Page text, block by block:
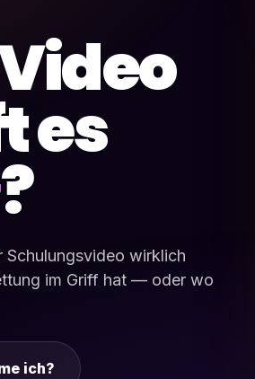
es
?
Schulungsvideo wirklich
im Griff hat — oder wo
ich?